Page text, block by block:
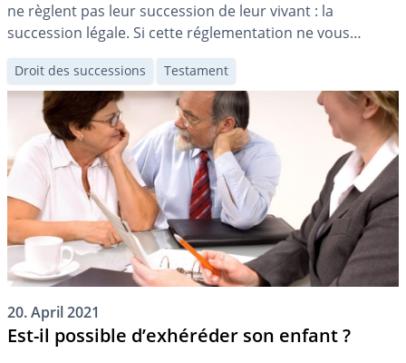
ne règlent pas leur succession de leur vivant : la
succession légale. Si cette réglementation ne vous
convient pas, vous pouvez y déroger dans la mesure de
ce qui est autorisé.
Droit des successions Testament
20. April 2021
Est-il possible d’exhéréder son enfant ?